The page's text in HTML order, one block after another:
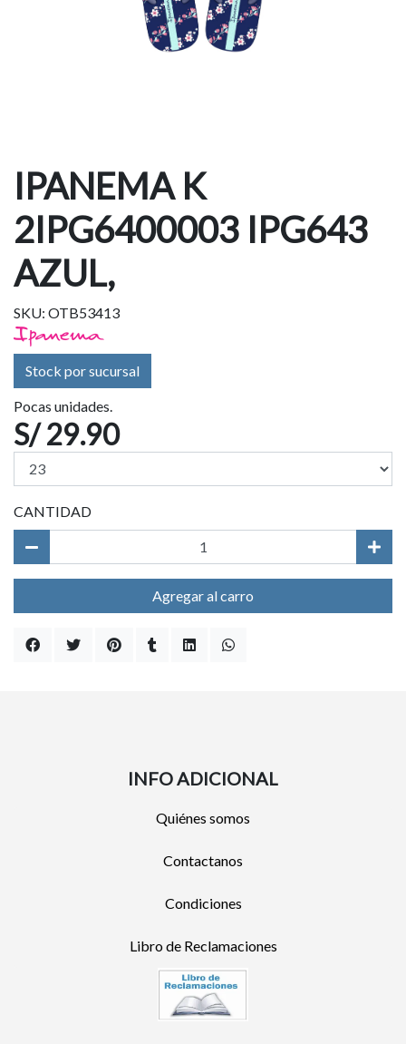
IPANEMA K
2IPG6400003 IPG643
AZUL,
SKU: OTB53413
Stock por sucursal
Pocas unidades.
S/ 29.90
CANTIDAD
Agregar al carro
INFO ADICIONAL
Quiénes somos
Contactanos
Condiciones
Libro de Reclamaciones